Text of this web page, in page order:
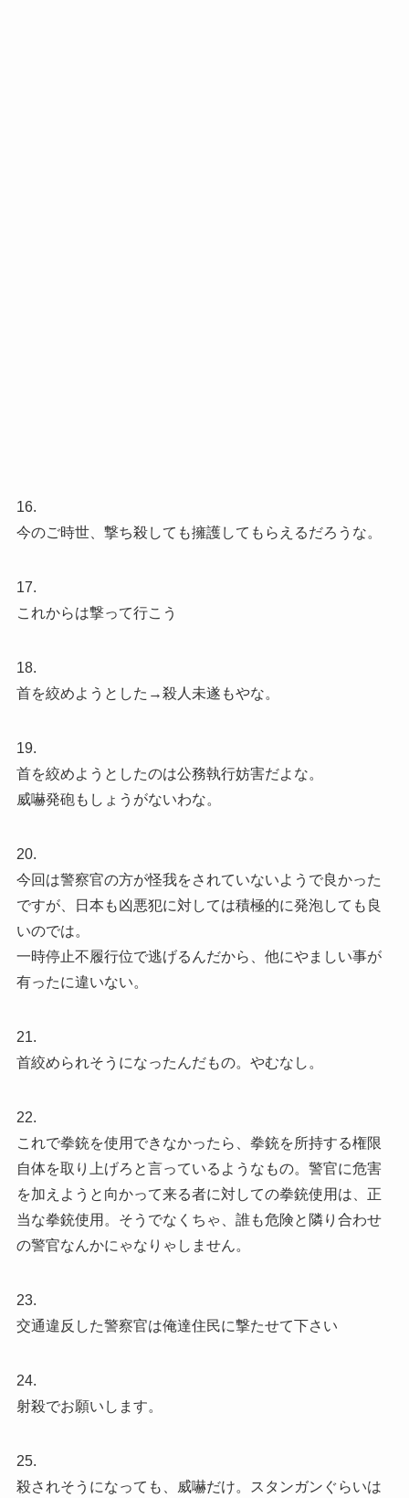
16.
今のご時世、撃ち殺しても擁護してもらえるだろうな。
17.
これからは撃って行こう
18.
首を絞めようとした→殺人未遂もやな。
19.
首を絞めようとしたのは公務執行妨害だよな。
威嚇発砲もしょうがないわな。
20.
今回は警察官の方が怪我をされていないようで良かった
ですが、日本も凶悪犯に対しては積極的に発泡しても良
いのでは。
一時停止不履行位で逃げるんだから、他にやましい事が
有ったに違いない。
21.
首絞められそうになったんだもの。やむなし。
22.
これで拳銃を使用できなかったら、拳銃を所持する権限
自体を取り上げろと言っているようなもの。警官に危害
を加えようと向かって来る者に対しての拳銃使用は、正
当な拳銃使用。そうでなくちゃ、誰も危険と隣り合わせ
の警官なんかにゃなりゃしません。
23.
交通違反した警察官は俺達住民に撃たせて下さい
24.
射殺でお願いします。
25.
殺されそうになっても、威嚇だけ。スタンガンぐらいは